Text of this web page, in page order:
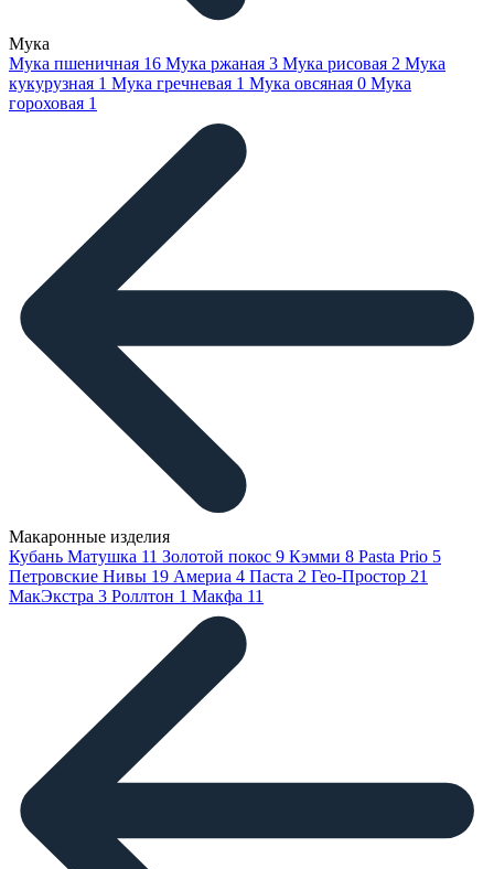
Мука
Мука пшеничная 16 Мука ржаная 3 Мука рисовая 2 Мука
кукурузная 1 Мука гречневая 1 Мука овсяная 0 Мука
гороховая 1
Макаронные изделия
Кубань Матушка 11 Золотой покос 9 Кэмми 8 Pasta Prio 5
Петровские Нивы 19 Америа 4 Паста 2 Гео-Простор 21
МакЭкстра 3 Роллтон 1 Макфа 11